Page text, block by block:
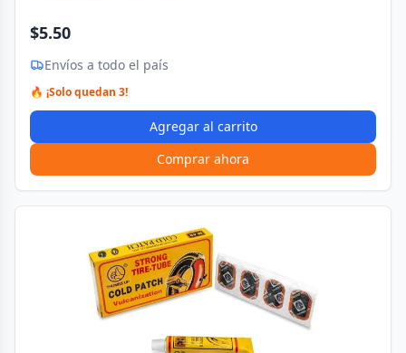
$5.50
Envíos a todo el país
🔥 ¡Solo quedan 3!
Agregar al carrito
Comprar ahora